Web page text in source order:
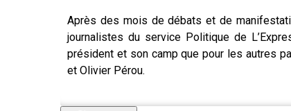
Après des mois de débats et de
journalistes du service Politique de
président et son camp que pour les autres
et Olivier Pérou.